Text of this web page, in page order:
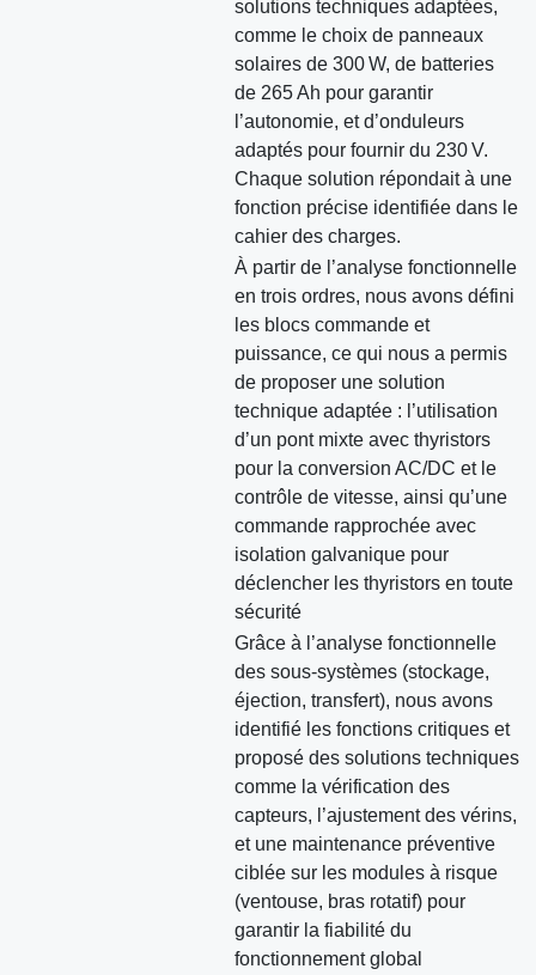
solutions techniques adaptées,
comme le choix de panneaux
solaires de 300 W, de batteries
de 265 Ah pour garantir
l’autonomie, et d’onduleurs
adaptés pour fournir du 230 V.
Chaque solution répondait à une
fonction précise identifiée dans le
cahier des charges.
À partir de l’analyse fonctionnelle
en trois ordres, nous avons défini
les blocs commande et
puissance, ce qui nous a permis
de proposer une solution
technique adaptée : l’utilisation
d’un pont mixte avec thyristors
pour la conversion AC/DC et le
contrôle de vitesse, ainsi qu’une
commande rapprochée avec
isolation galvanique pour
déclencher les thyristors en toute
sécurité
Grâce à l’analyse fonctionnelle
des sous-systèmes (stockage,
éjection, transfert), nous avons
identifié les fonctions critiques et
proposé des solutions techniques
comme la vérification des
capteurs, l’ajustement des vérins,
et une maintenance préventive
ciblée sur les modules à risque
(ventouse, bras rotatif) pour
garantir la fiabilité du
fonctionnement global